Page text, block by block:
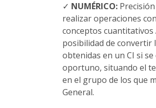
✓ NUMÉRICO:
realizar operaciones
conceptos cuantitativos
posibilidad de convertir
obtenidas en un CI si se
oportuno, situando el
en el grupo de los que
General.